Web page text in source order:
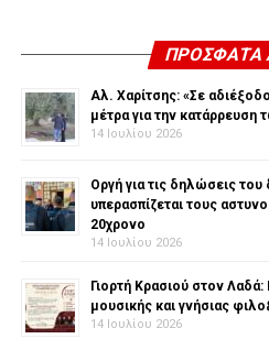
ΠΡΌΣΦΑΤΑ
Αλ. Χαρίτσης: «Σε
μέτρα για την κατάρρευση
14 Ιουλίου 2026
Οργή για τις δηλώσεις
υπερασπίζεται τους
20χρονο
14 Ιουλίου 2026
Γιορτή Κρασιού στον
μουσικής και γνήσιας
14 Ιουλίου 2026